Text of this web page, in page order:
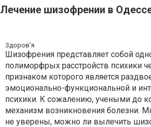
Лечение шизофрении в
Здоров'я
Шизофрения представляет собой
полиморфрых расстройств психики
признаком которого является
эмоционально-функциональной и
психики. К сожалению, учеными до
механизм возникновения болезни.
не уверены, можно ли вылечить